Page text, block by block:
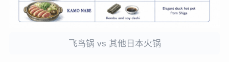
飞鸟锅 vs 其他日本火锅